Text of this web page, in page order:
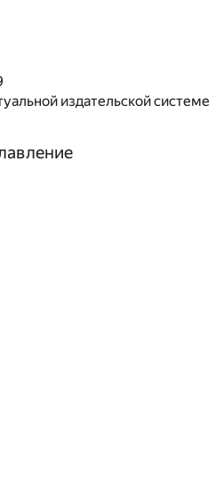
издательской системе